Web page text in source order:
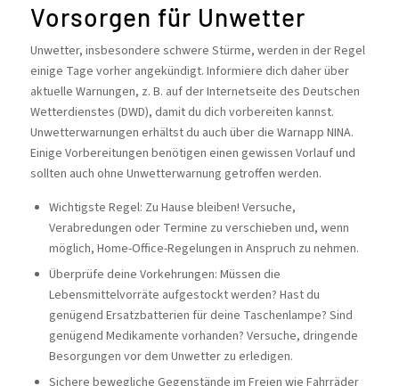
Vorsorgen für Unwetter
Unwetter, insbesondere schwere Stürme, werden in der Regel
einige Tage vorher angekündigt. Informiere dich daher über
aktuelle Warnungen, z. B. auf der Internetseite des Deutschen
Wetterdienstes (DWD), damit du dich vorbereiten kannst.
Unwetterwarnungen erhältst du auch über die Warnapp NINA.
Einige Vorbereitungen benötigen einen gewissen Vorlauf und
sollten auch ohne Unwetterwarnung getroffen werden.
Wichtigste Regel: Zu Hause bleiben! Versuche,
Verabredungen oder Termine zu verschieben und, wenn
möglich, Home-Office-Regelungen in Anspruch zu nehmen.
Überprüfe deine Vorkehrungen: Müssen die
Lebensmittelvorräte aufgestockt werden? Hast du
genügend Ersatzbatterien für deine Taschenlampe? Sind
genügend Medikamente vorhanden? Versuche, dringende
Besorgungen vor dem Unwetter zu erledigen.
Sichere bewegliche Gegenstände im Freien wie Fahrräder